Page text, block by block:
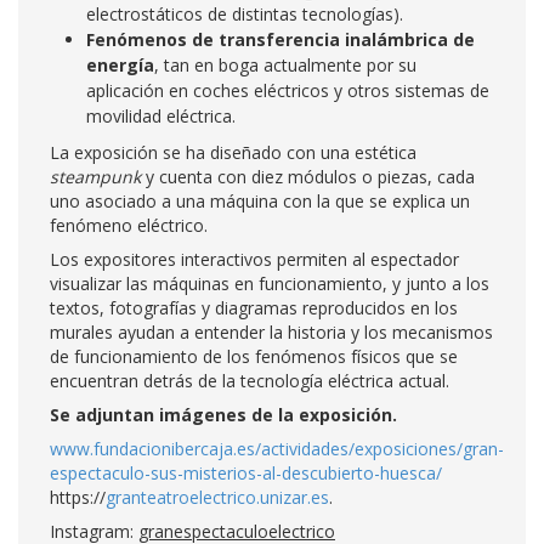
electrostáticos de distintas tecnologías).
Fenómenos de transferencia inalámbrica de
energía, tan en boga actualmente por su
aplicación en coches eléctricos y otros sistemas de
movilidad eléctrica.
La exposición se ha diseñado con una estética
steampunky cuenta con diez módulos o piezas, cada
uno asociado a una máquina con la que se explica un
fenómeno eléctrico.
Los expositores interactivos permiten al espectador
visualizar las máquinas en funcionamiento, y junto a los
textos, fotografías y diagramas reproducidos en los
murales ayudan a entender la historia y los mecanismos
de funcionamiento de los fenómenos físicos que se
encuentran detrás de la tecnología eléctrica actual.
Se adjuntan imágenes de la exposición.
www.fundacionibercaja.es/actividades/exposiciones/gran-
espectaculo-sus-misterios-al-descubierto-huesca/
https://granteatroelectrico.unizar.es.
Instagram: granespectaculoelectrico